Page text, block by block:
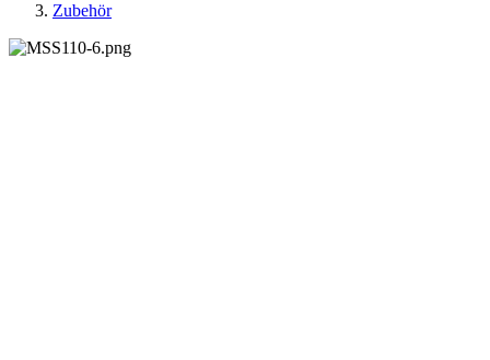
Zubehör